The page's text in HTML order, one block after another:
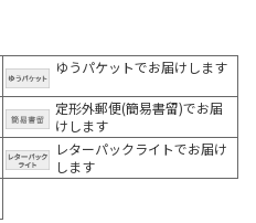
ゆうパケットでお届けします
定形外郵便(簡易書留)でお届
けします
レターパックライトでお届け
します